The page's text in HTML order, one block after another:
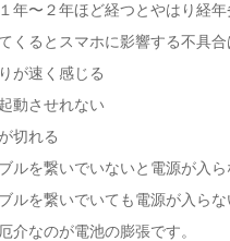
年〜２年ほど経つとやはり経年
くるとスマホに影響する不具合
が速く感じる
動させれない
切れる
ルを繋いでいないと電源が入ら
ルを繋いでいても電源が入らな
介なのが電池の膨張です。